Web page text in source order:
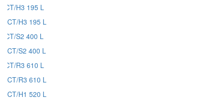
CT/H3 195 L
CT/S2 400 L
CT/R3 610 L
CT/H1 520 L